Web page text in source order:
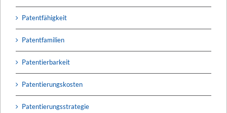
Patentfähigkeit
Patentfamilien
Patentierbarkeit
Patentierungskosten
Patentierungsstrategie